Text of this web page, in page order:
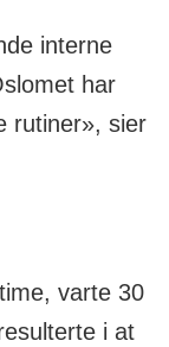
interne
har
rutiner», sier
varte 30
i at